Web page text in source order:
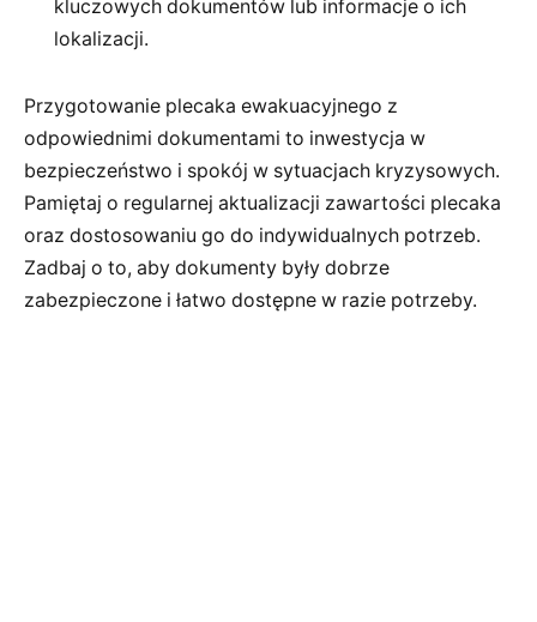
kluczowych dokumentów lub informacje o ich
lokalizacji.
Przygotowanie plecaka ewakuacyjnego z
odpowiednimi dokumentami to inwestycja w
bezpieczeństwo i spokój w sytuacjach kryzysowych.
Pamiętaj o regularnej aktualizacji zawartości plecaka
oraz dostosowaniu go do indywidualnych potrzeb.
Zadbaj o to, aby dokumenty były dobrze
zabezpieczone i łatwo dostępne w razie potrzeby.